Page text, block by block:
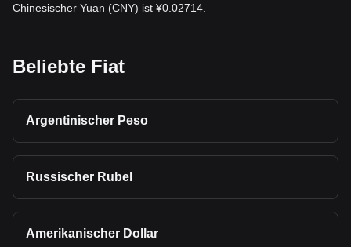
Chinesischer Yuan (CNY) ist ¥0.02714.
Beliebte Fiat
Argentinischer Peso
Russischer Rubel
Amerikanischer Dollar